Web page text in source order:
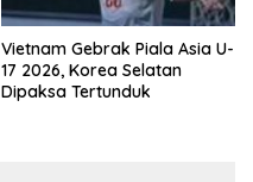
Vietnam Gebrak Piala Asia U-
17 2026, Korea Selatan
Dipaksa Tertunduk